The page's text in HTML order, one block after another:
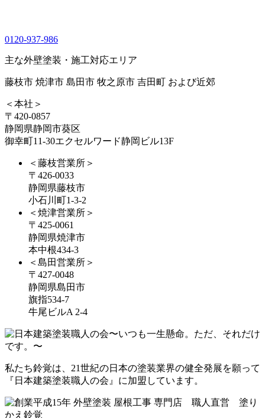
0120-937-986
主な外壁塗装・施工対応エリア
藤枝市 焼津市 島田市 牧之原市 吉田町 および近郊
＜本社＞
〒420-0857
静岡県静岡市葵区
御幸町11-30エクセルワード静岡ビル13F
＜藤枝営業所＞
〒426-0033
静岡県藤枝市
小石川町1-3-2
＜焼津営業所＞
〒425-0061
静岡県焼津市
本中根434-3
＜島田営業所＞
〒427-0048
静岡県島田市
旗指534-7
牛尾ビルA 2-4
私たち鈴覚は、21世紀の日本の塗装業界の健全発展を願って
『日本建築塗装職人の会』に加盟しています。